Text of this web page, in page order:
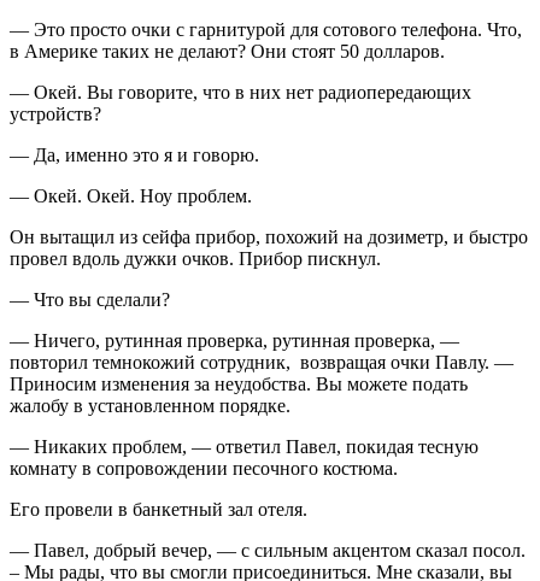
— Это просто очки с гарнитурой для сотового телефона. Что,
в Америке таких не делают? Они стоят 50 долларов.
— Окей. Вы говорите, что в них нет радиопередающих
устройств?
— Да, именно это я и говорю.
— Окей. Окей. Ноу проблем.
Он вытащил из сейфа прибор, похожий на дозиметр, и быстро
провел вдоль дужки очков. Прибор пискнул.
— Что вы сделали?
— Ничего, рутинная проверка, рутинная проверка, —
повторил темнокожий сотрудник, возвращая очки Павлу. —
Приносим изменения за неудобства. Вы можете подать
жалобу в установленном порядке.
— Никаких проблем, — ответил Павел, покидая тесную
комнату в сопровождении песочного костюма.
Его провели в банкетный зал отеля.
— Павел, добрый вечер, — с сильным акцентом сказал посол.
– Мы рады, что вы смогли присоединиться. Мне сказали, вы